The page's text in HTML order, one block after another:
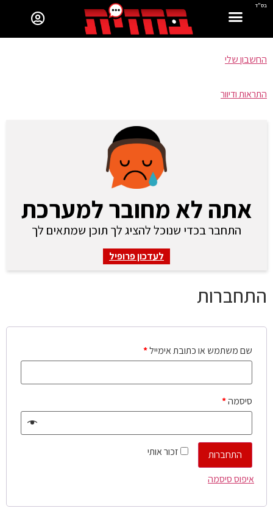
בס"ד
החשבון שלי
התראות ודיוור
אתה לא מחובר למערכת
התחבר בכדי שנוכל להציג לך תוכן שמתאים לך
לעדכון פרופיל
התחברות
שם משתמש או כתובת אימייל*
סיסמה*
זכור אותי
התחברות
איפוס סיסמה